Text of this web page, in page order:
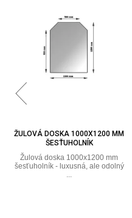
ŽULOVÁ DOSKA 1000X1200 MM
ŠESŤUHOLNÍK
Žulová doska 1000x1200 mm
šesťuholník - luxusná, ale odolný
...